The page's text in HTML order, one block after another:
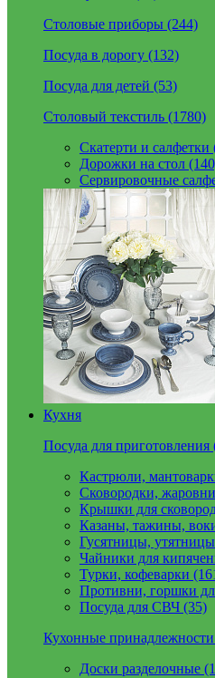
Столовые приборы (244)
Посуда в дорогу (132)
Посуда для детей (53)
Столовый текстиль (1780)
Скатерти и салфетки
Дорожки на стол
Сервировочные
Кухня
Посуда для приготовления
Кастрюли,
Сковородки,
Крышки для
Казаны, тажины,
Гусятницы,
Чайники для
Турки, кофеварки
Противни, горшки
Посуда для СВЧ (35)
Кухонные
Доски разделочные